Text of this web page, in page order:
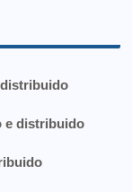
e distribuido